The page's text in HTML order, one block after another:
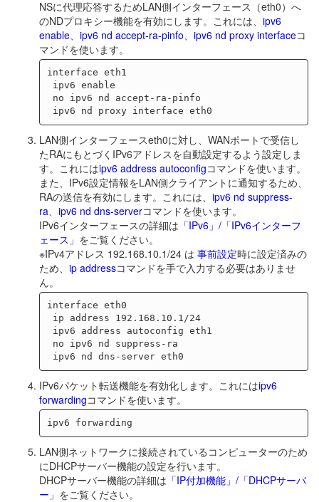
NSに代理応答するためLAN側インターフェース（eth0）へ
のNDプロキシー機能を有効にします。これには、 ipv6
enable
ipv6 nd accept-ra-pinfo ipv6 nd proxy interfaceコ
マンドを使います。
interface eth1
LAN側インターフェースeth0に対し、WANポートで受信し
たRAにもとづくIPv6アドレスを自動設定するよう設定しま
す。これにはipv6 address autoconfigコマンドを使います。
また、IPv6設定情報をLAN側クライアントに通知するため、
RAの送信を有効にします。これには、 ipv6 nd suppress-
ra
ipv6 nd dns-serverコマンドを使います。
IPv6インターフェースの詳細は 「IPv6」/「IPv6インターフ
ェース」 をご覧ください。
※IPv4アドレス 192.168.10.1/24 は 事前設定時に設定済みの
ため、 ip addressコマンドを手で入力する必要はありませ
ん。
interface eth0
IPv6パケット転送機能を有効化します。これにはipv6
forwardingコマンドを使います。
LAN側ネットワークに接続されているコンピューターのため
にDHCPサーバー機能の設定を行います。
DHCPサーバー機能の詳細は 「IP付加機能」/「DHCPサーバ
ー」 をご覧ください。